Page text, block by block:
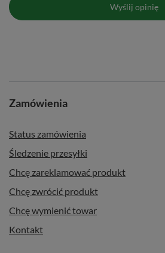
dzieci.
Wyślij opinię
Zamówienia
Status zamówienia
Śledzenie przesyłki
Chcę zareklamować produkt
Chcę zwrócić produkt
Chcę wymienić towar
Kontakt